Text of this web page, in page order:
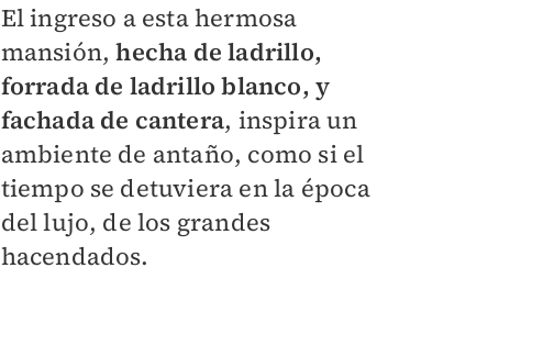
El ingreso a esta hermosa
mansión,hecha de ladrillo,
forrada de ladrillo blanco, y
fachada de cantera, inspira un
ambiente de antaño, como si el
tiempo se detuviera en la época
del lujo, de los grandes
hacendados.